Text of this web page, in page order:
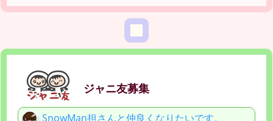
ジャニ友募集
SnowMan担さんと仲良くなりたいです。